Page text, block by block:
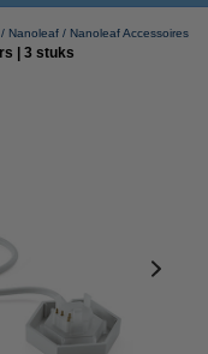
Nanoleaf Nanoleaf Accessoires
| 3 stuks